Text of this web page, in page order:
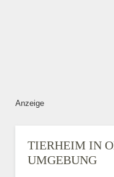
Anzeige
TIERHEIM IN
UMGEBUNG